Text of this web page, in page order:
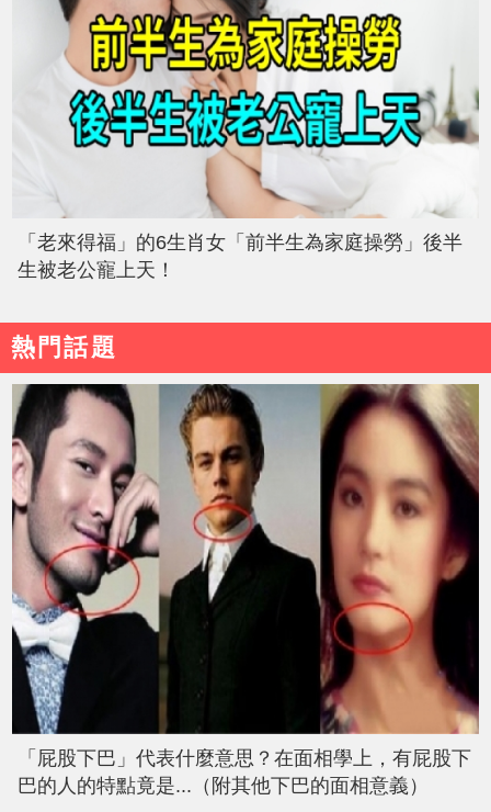
「老來得福」的6生肖女「前半生為家庭操勞」後半
生被老公寵上天！
熱門話題
「屁股下巴」代表什麼意思？在面相學上，有屁股下
巴的人的特點竟是...（附其他下巴的面相意義）